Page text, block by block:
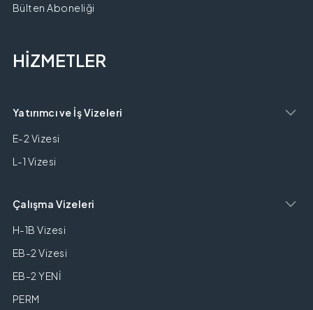
Bülten Aboneliği
HİZMETLER
Yatırımcı ve İş Vizeleri
E-2 Vizesi
L-1 Vizesi
Çalışma Vizeleri
H-1B Vizesi
EB-2 Vizesi
EB-2 YENİ
PERM